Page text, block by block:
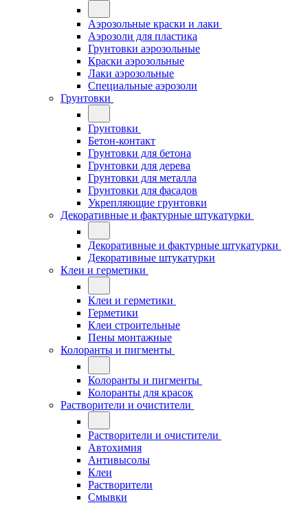
Аэрозольные краски и лаки
Аэрозоли для пластика
Грунтовки аэрозольные
Краски аэрозольные
Лаки аэрозольные
Специальные аэрозоли
Грунтовки
Грунтовки
Бетон-контакт
Грунтовки для бетона
Грунтовки для дерева
Грунтовки для металла
Грунтовки для фасадов
Укрепляющие грунтовки
Декоративные и фактурные штукатурки
Декоративные и фактурные штукатурки
Декоративные штукатурки
Клеи и герметики
Клеи и герметики
Герметики
Клеи строительные
Пены монтажные
Колоранты и пигменты
Колоранты и пигменты
Колоранты для красок
Растворители и очистители
Растворители и очистители
Автохимия
Антивысолы
Клеи
Растворители
Смывки